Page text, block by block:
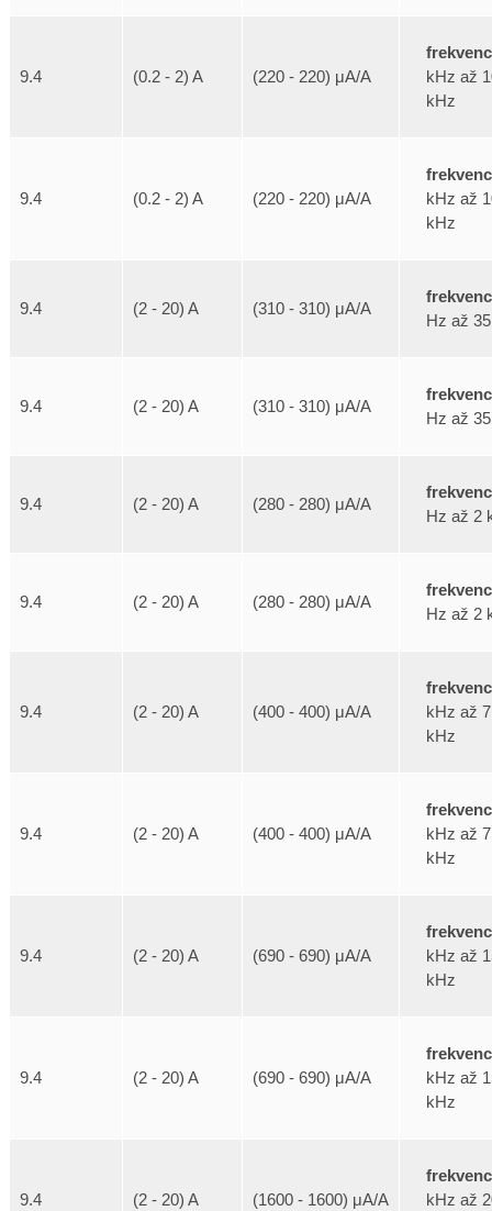
9.4 (0.2 - 2) A (220 - 220) μA/A
kHz až
kHz
9.4 (0.2 - 2) A (220 - 220) μA/A
kHz až
kHz
9.4 (2 - 20) A (310 - 310) μA/A
Hz až
9.4 (2 - 20) A (310 - 310) μA/A
Hz až
9.4 (2 - 20) A (280 - 280) μA/A
Hz až 2
9.4 (2 - 20) A (280 - 280) μA/A
Hz až 2
9.4 (2 - 20) A (400 - 400) μA/A
kHz až
kHz
9.4 (2 - 20) A (400 - 400) μA/A
kHz až
kHz
9.4 (2 - 20) A (690 - 690) μA/A
kHz až
kHz
9.4 (2 - 20) A (690 - 690) μA/A
kHz až
kHz
9.4 (2 - 20) A (1600 - 1600) μA/A
kHz až